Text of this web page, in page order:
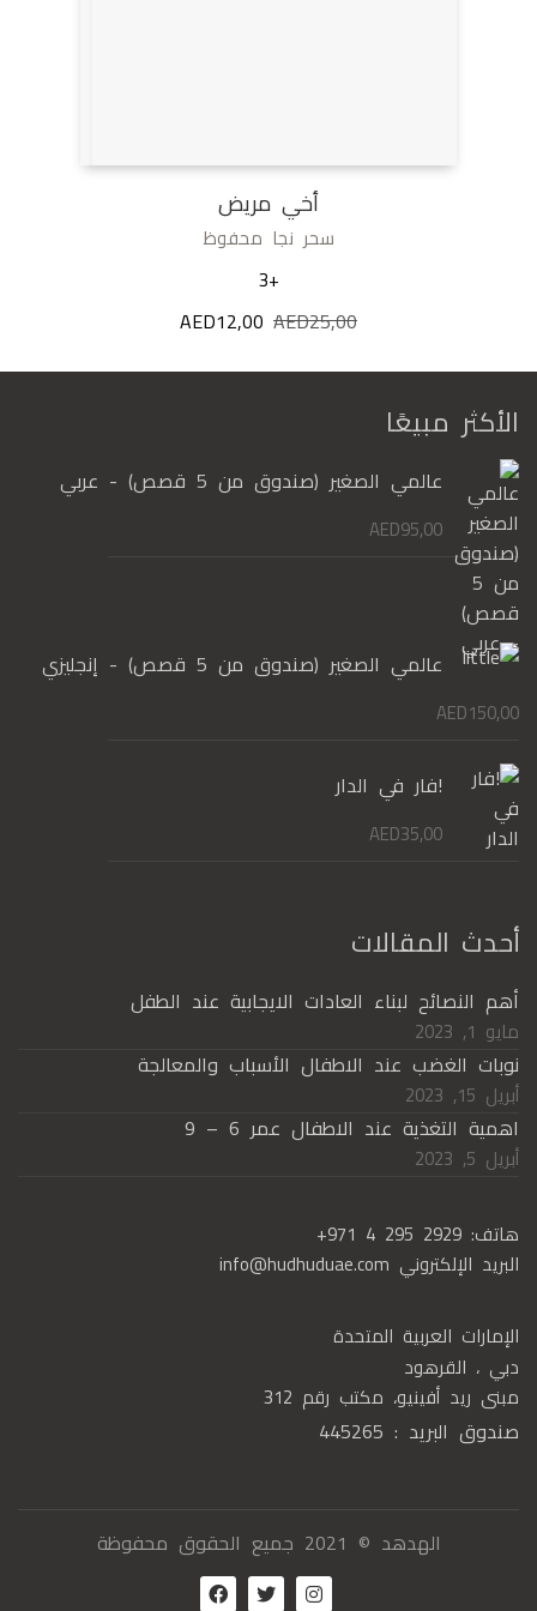
أخي مريض
سحر نجا محفوظ
+3
AED25,00
السعر
هو:
AED12,00
السعر
هو:
الأكثر مبيعًا
عالمي الصغير (صندوق من 5 قصص) - عربي
AED95,00
عالمي الصغير (صندوق من 5 قصص) - إنجليزي
AED150,00
!فار في الدار
AED35,00
أحدث المقالات
أهم النصائح لبناء العادات الايجابية عند الطفل
مايو 1, 2023
نوبات الغضب عند الاطفال الأسباب والمعالجة
أبريل 15, 2023
اهمية التغذية عند الاطفال عمر 6 – 9
أبريل 5, 2023
هاتف: +971 4 295 2929
البريد الإلكتروني info@hudhuduae.com
الإمارات العربية المتحدة
دبي ، القرهود
مبنى ريد أفينيو، مكتب رقم 312
صندوق البريد : 445265
الهدهد © 2021 جميع الحقوق محفوظة